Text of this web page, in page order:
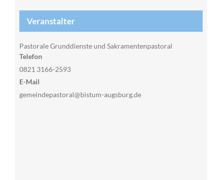
Veranstalter
Pastorale Grunddienste und Sakramentenpastoral
Telefon
0821 3166-2593
E-Mail
gemeindepastoral@bistum-augsburg.de